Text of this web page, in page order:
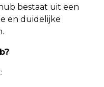
bestaat uit een
en duidelijke